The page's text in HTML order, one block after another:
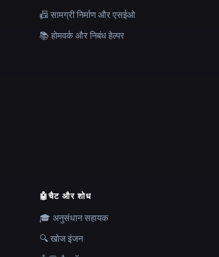
📠 सामग्री निर्माण और एसईओ
📚 होमवर्क और निबंध हेल्पर
🤖चैट और शोध
🎓 अनुसंधान सहायक
🔍 खोज इंजन